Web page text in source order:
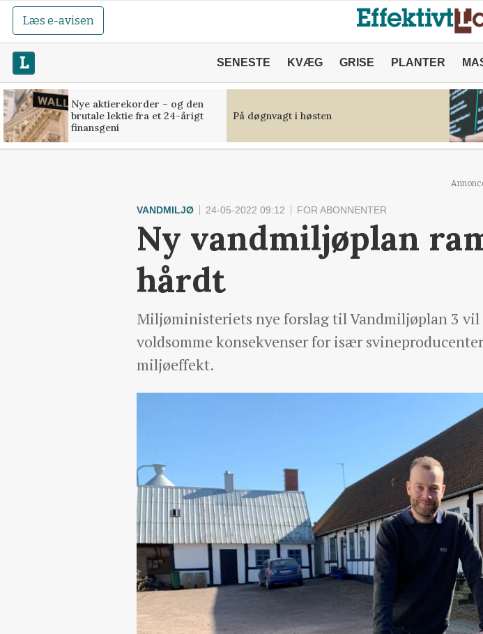
Læs e-avisen
SENESTE KVÆG GRISE PLANTER
Nye aktierekorder – og den
brutale lektie fra et 24-årigt
finansgeni
På døgnvagt i høsten
VANDMILJØ 24-05-2022 09:12 FOR ABONNENTER
Ny vandmiljøplan
hårdt
Miljøministeriets nye forslag til Vandmiljøplan 3
voldsomme konsekvenser for især
miljøeffekt.